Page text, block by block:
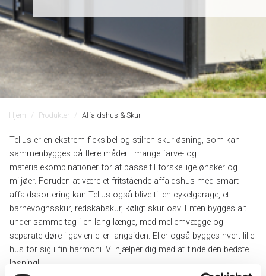
Hjem Produkter Affaldshus & Skur
Tellus er en ekstrem fleksibel og stilren skurløsning, som kan
sammenbygges på flere måder i mange farve- og
materialekombinationer for at passe til forskellige ønsker og
miljøer. Foruden at være et fritstående affaldshus med smart
affaldssortering kan Tellus også blive til en cykelgarage, et
barnevognsskur, redskabskur, køligt skur osv. Enten bygges alt
under samme tag i en lang længe, med mellemvægge og
separate døre i gavlen eller langsiden. Eller også bygges hvert lille
hus for sig i fin harmoni. Vi hjælper dig med at finde den bedste
løsning!